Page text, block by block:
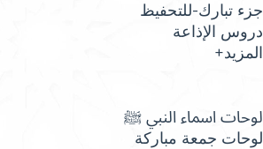
جزء تبارك-للتحفيظ
دروس الإذاعة
المزيد+
لوحات اسماء النبي ﷺ
لوحات جمعة مباركة